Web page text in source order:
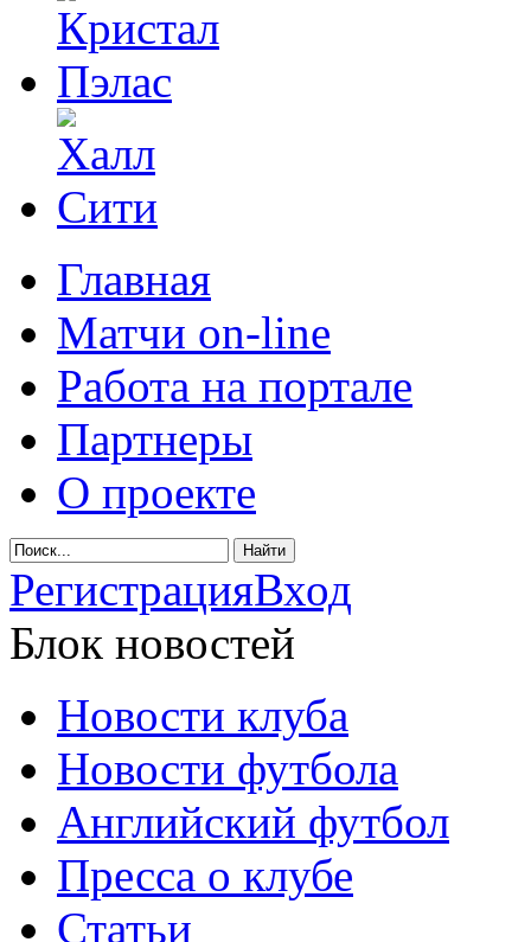
Главная
Матчи on-line
Работа на портале
Партнеры
О проекте
РегистрацияВход
Блок новостей
Новости клуба
Новости футбола
Английский футбол
Пресса о клубе
Статьи